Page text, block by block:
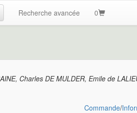
Recherche avancée 0
Charles DE MULDER, Emile de
Commande/